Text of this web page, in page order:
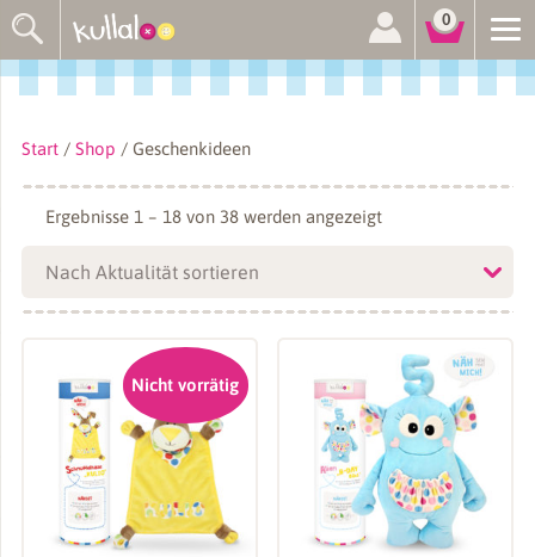
0
Suchen
nach:
Start/ Shop / Geschenkideen
Ergebnisse 1 – 18 von 38 werden angezeigtNach
Nicht vorrätig